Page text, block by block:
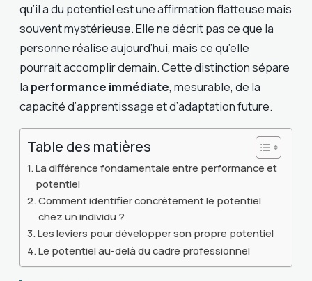
qu’il a du potentiel est une affirmation flatteuse mais
souvent mystérieuse. Elle ne décrit pas ce que la
personne réalise aujourd’hui, mais ce qu’elle
pourrait accomplir demain. Cette distinction sépare
la performance immédiate, mesurable, de la
capacité d’apprentissage et d’adaptation future.
Table des matières
La différence fondamentale entre performance et
potentiel
Comment identifier concrètement le potentiel
chez un individu ?
Les leviers pour développer son propre potentiel
Le potentiel au-delà du cadre professionnel